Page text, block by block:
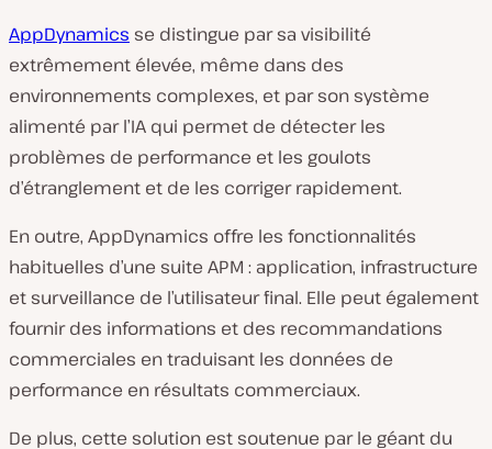
AppDynamics se distingue par sa visibilité
extrêmement élevée, même dans des
environnements complexes, et par son système
alimenté par l’IA qui permet de détecter les
problèmes de performance et les goulots
d’étranglement et de les corriger rapidement.
En outre, AppDynamics offre les fonctionnalités
habituelles d’une suite APM : application, infrastructure
et surveillance de l’utilisateur final. Elle peut également
fournir des informations et des recommandations
commerciales en traduisant les données de
performance en résultats commerciaux.
De plus, cette solution est soutenue par le géant du